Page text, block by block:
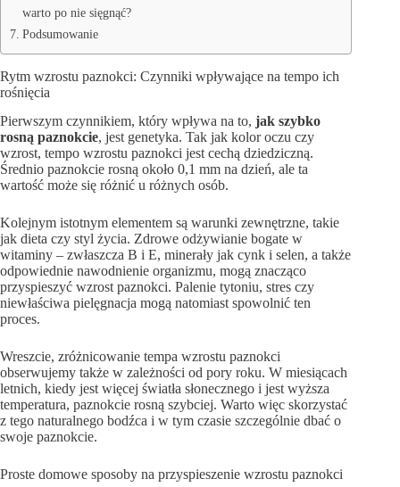
warto po nie sięgnąć?
Podsumowanie
Rytm wzrostu paznokci: Czynniki wpływające na tempo ich
rośnięcia
Pierwszym czynnikiem, który wpływa na to, jak szybko
rosną paznokcie, jest genetyka. Tak jak kolor oczu czy
wzrost, tempo wzrostu paznokci jest cechą dziedziczną.
Średnio paznokcie rosną około 0,1 mm na dzień, ale ta
wartość może się różnić u różnych osób.
Kolejnym istotnym elementem są warunki zewnętrzne, takie
jak dieta czy styl życia. Zdrowe odżywianie bogate w
witaminy – zwłaszcza B i E, minerały jak cynk i selen, a także
odpowiednie nawodnienie organizmu, mogą znacząco
przyspieszyć wzrost paznokci. Palenie tytoniu, stres czy
niewłaściwa pielęgnacja mogą natomiast spowolnić ten
proces.
Wreszcie, zróżnicowanie tempa wzrostu paznokci
obserwujemy także w zależności od pory roku. W miesiącach
letnich, kiedy jest więcej światła słonecznego i jest wyższa
temperatura, paznokcie rosną szybciej. Warto więc skorzystać
z tego naturalnego bodźca i w tym czasie szczególnie dbać o
swoje paznokcie.
Proste domowe sposoby na przyspieszenie wzrostu paznokci